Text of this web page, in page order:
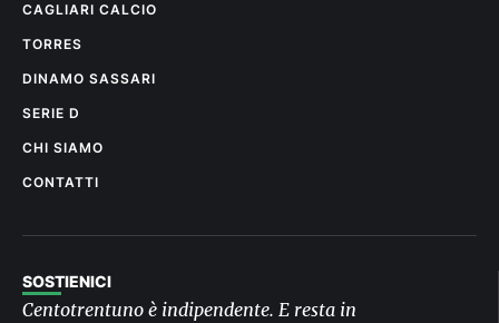
CAGLIARI CALCIO
TORRES
DINAMO SASSARI
SERIE D
CHI SIAMO
CONTATTI
SOSTIENICI
Centotrentuno è indipendente. E resta in